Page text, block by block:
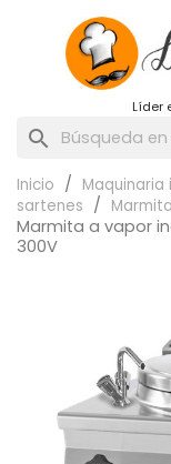
Líder
search
Inicio Maquinaria
sartenes
Marmita a vapor
300V